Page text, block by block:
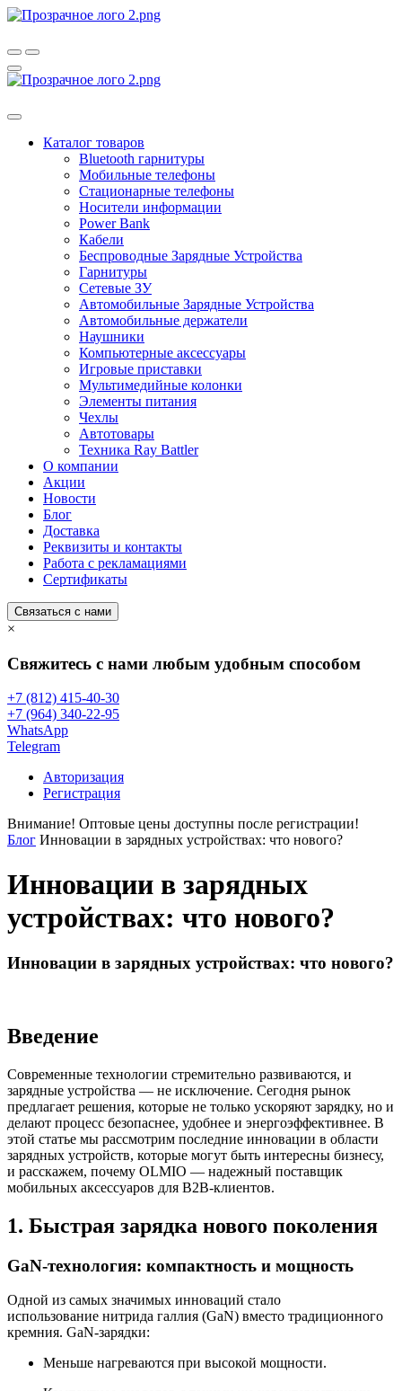
Каталог товаров
Bluetooth гарнитуры
Мобильные телефоны
Стационарные телефоны
Носители информации
Power Bank
Кабели
Беспроводные Зарядные Устройства
Гарнитуры
Сетевые ЗУ
Автомобильные Зарядные Устройства
Автомобильные держатели
Наушники
Компьютерные аксессуары
Игровые приставки
Мультимедийные колонки
Элементы питания
Чехлы
Автотовары
Техника Ray Battler
О компании
Акции
Новости
Блог
Доставка
Реквизиты и контакты
Работа с рекламациями
Сертификаты
Связаться с нами
×
Свяжитесь с нами любым удобным способом
+7 (812) 415-40-30
+7 (964) 340-22-95
WhatsApp
Telegram
Авторизация
Регистрация
Внимание! Оптовые цены доступны после регистрации!
Блог Инновации в зарядных устройствах: что нового?
Инновации в зарядных
устройствах: что нового?
Инновации в зарядных устройствах: что нового?
Введение
Современные технологии стремительно развиваются, и
зарядные устройства — не исключение. Сегодня рынок
предлагает решения, которые не только ускоряют зарядку, но и
делают процесс безопаснее, удобнее и энергоэффективнее. В
этой статье мы рассмотрим последние инновации в области
зарядных устройств, которые могут быть интересны бизнесу,
и расскажем, почему OLMIO — надежный поставщик
мобильных аксессуаров для B2B-клиентов.
1. Быстрая зарядка нового поколения
GaN-технология: компактность и мощность
Одной из самых значимых инноваций стало
использование нитрида галлия (GaN) вместо традиционного
кремния. GaN-зарядки:
Меньше нагреваются при высокой мощности.